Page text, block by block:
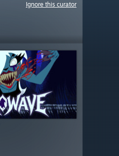
Ignore this curator